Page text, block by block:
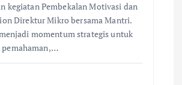
kegiatan Pembekalan Motivasi dan
Direktur Mikro bersama Mantri.
momentum strategis untuk
pemahaman,…